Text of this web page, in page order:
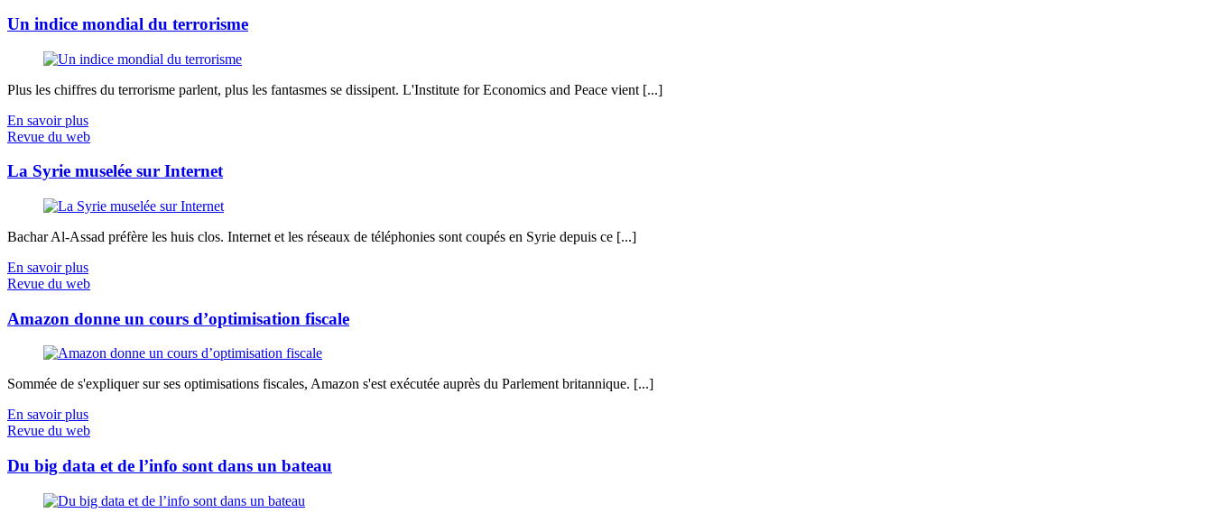
Un indice mondial du terrorisme
Plus les chiffres du terrorisme parlent, plus les fantasmes se dissipent. L'Institute for Economics and Peace vient [...]
En savoir plus
Revue du web
La Syrie muselée sur Internet
Bachar Al-Assad préfère les huis clos. Internet et les réseaux de téléphonies sont coupés en Syrie depuis ce [...]
En savoir plus
Revue du web
Amazon donne un cours d’optimisation fiscale
Sommée de s'expliquer sur ses optimisations fiscales, Amazon s'est exécutée auprès du Parlement britannique. [...]
En savoir plus
Revue du web
Du big data et de l’info sont dans un bateau